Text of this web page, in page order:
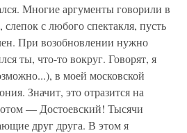
Многие аргументы говорили в
с любого спектакля, пусть
При возобновлении нужно
ты, что-то вокруг. Говорят, я
в моей московской
Значит, это отразится на
— Достоевский! Тысячи
друг друга. В этом я